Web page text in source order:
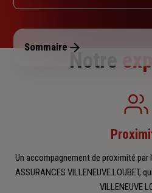
Dimanche : Fermé
Sommaire
Notre
Un accompagnement de proximité par
ASSURANCES VILLENEUVE
VILLENEUVE